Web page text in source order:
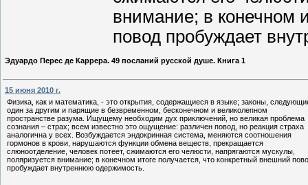
внимание; в конечном
повод пробуждает
Эдуардо Перес де Каррера. 49 посланий русской душе. Книга 1
15 июня 2010 г.
Физика, как и математика, - это открытия, содержащиеся в языке; законы,
один за другим и парящие в безвременном, бесконечном и великолепном
пространстве разума. Ищущему необходим дух приключений, но великая проблема
сознания – страх; всем известно это ощущение: различен повод, но реакция страха
аналогична у всех. Возбуждается эндокринная система, меняются соотношения
гормонов в крови, нарушаются функции обмена веществ, прекращается
слюноотделение, человек потеет, сжимаются его челюсти, напрягаются мускулы,
поляризуется внимание; в конечном итоге получается, что конкретный внешний
пробуждает внутреннюю одержимость.